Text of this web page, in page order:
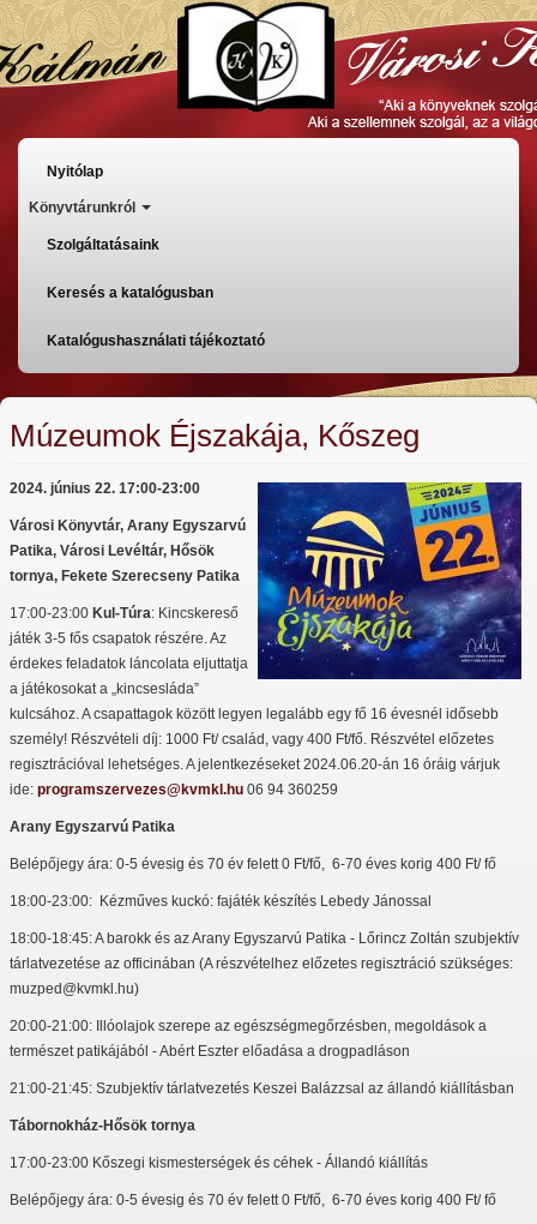
Ugrás
a
tartalomra
Főmenü
Nyitólap
Könyvtárunkról
Szolgáltatásaink
Keresés a katalógusban
Katalógushasználati tájékoztató
Múzeumok Éjszakája, Kőszeg
2024. június 22. 17:00-23:00
Városi Könyvtár, Arany Egyszarvú
Patika, Városi Levéltár, Hősök
tornya, Fekete Szerecseny Patika
17:00-23:00 Kul-Túra: Kincskereső
játék 3-5 fős csapatok részére. Az
érdekes feladatok láncolata eljuttatja
a játékosokat a „kincsesláda”
kulcsához. A csapattagok között legyen legalább egy fő 16 évesnél idősebb
személy! Részvételi díj: 1000 Ft/ család, vagy 400 Ft/fő. Részvétel előzetes
regisztrációval lehetséges. A jelentkezéseket 2024.06.20-án 16 óráig várjuk
ide: programszervezes@kvmkl.hu 06 94 360259
Arany Egyszarvú Patika
Belépőjegy ára: 0-5 évesig és 70 év felett 0 Ft/fő, 6-70 éves korig 400 Ft/ fő
18:00-23:00: Kézműves kuckó: fajáték készítés Lebedy Jánossal
18:00-18:45: A barokk és az Arany Egyszarvú Patika - Lőrincz Zoltán szubjektív
tárlatvezetése az officinában (A részvételhez előzetes regisztráció szükséges:
muzped@kvmkl.hu)
20:00-21:00: Illóolajok szerepe az egészségmegőrzésben, megoldások a
természet patikájából - Abért Eszter előadása a drogpadláson
21:00-21:45: Szubjektív tárlatvezetés Keszei Balázzsal az állandó kiállításban
Tábornokház-Hősök tornya
17:00-23:00 Kőszegi kismesterségek és céhek - Állandó kiállítás
Belépőjegy ára: 0-5 évesig és 70 év felett 0 Ft/fő, 6-70 éves korig 400 Ft/ fő